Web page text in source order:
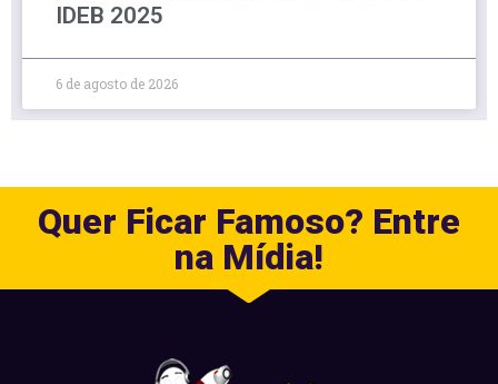
IDEB 2025
6 de agosto de 2026
Quer Ficar Famoso? Entre
na Mídia!